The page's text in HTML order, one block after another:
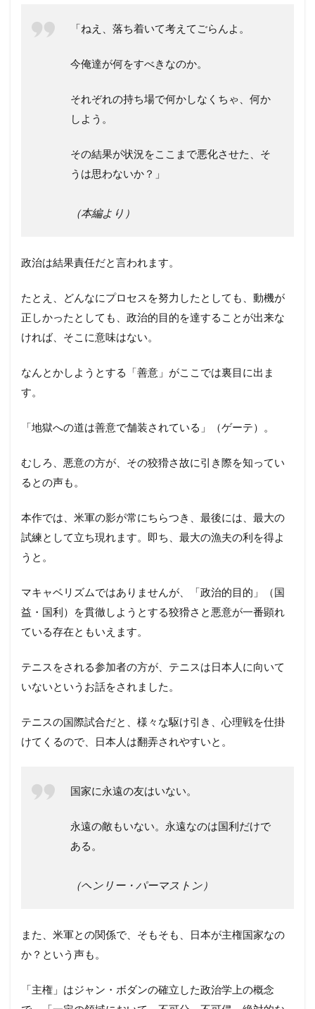
「ねえ、落ち着いて考えてごらんよ。
今俺達が何をすべきなのか。
それぞれの持ち場で何かしなくちゃ、何か
しよう。
その結果が状況をここまで悪化させた、そ
うは思わないか？」
（本編より）
政治は結果責任だと言われます。
たとえ、どんなにプロセスを努力したとしても、動機が
正しかったとしても、政治的目的を達することが出来な
ければ、そこに意味はない。
なんとかしようとする「善意」がここでは裏目に出ま
す。
「地獄への道は善意で舗装されている」（ゲーテ）。
むしろ、悪意の方が、その狡猾さ故に引き際を知ってい
るとの声も。
本作では、米軍の影が常にちらつき、最後には、最大の
試練として立ち現れます。即ち、最大の漁夫の利を得よ
うと。
マキャベリズムではありませんが、「政治的目的」（国
益・国利）を貫徹しようとする狡猾さと悪意が一番顕れ
ている存在ともいえます。
テニスをされる参加者の方が、テニスは日本人に向いて
いないというお話をされました。
テニスの国際試合だと、様々な駆け引き、心理戦を仕掛
けてくるので、日本人は翻弄されやすいと。
国家に永遠の友はいない。
永遠の敵もいない。永遠なのは国利だけで
ある。
（ヘンリー・パーマストン）
また、米軍との関係で、そもそも、日本が主権国家なの
か？という声も。
「主権」はジャン・ボダンの確立した政治学上の概念